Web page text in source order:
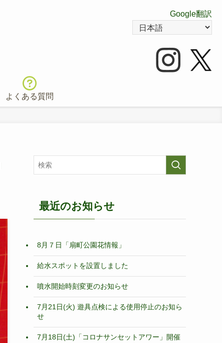
よくある質問
Google翻訳
最近のお知らせ
8月７日「扇町公園花情報」
給水スポットを設置しました
噴水開始時刻変更のお知らせ
7月21日(火) 遊具点検による使用停止のお知ら
せ
7月18日(土)「コロナサンセットアワー」開催